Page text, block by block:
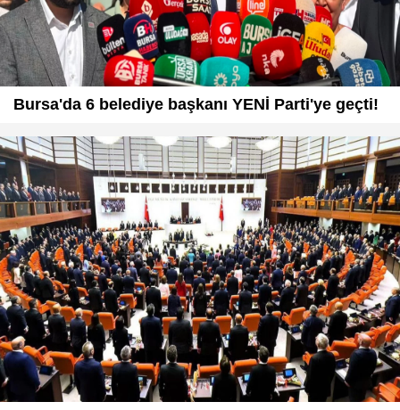
Bursa'da 6 belediye başkanı YENİ Parti'ye geçti!